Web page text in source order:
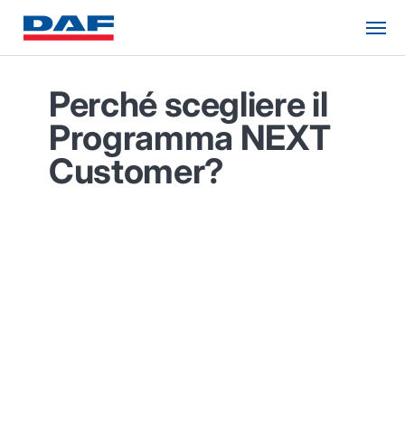
Perché scegliere il
Programma NEXT
Customer?